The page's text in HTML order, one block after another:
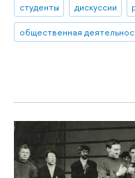
студенты
дискуссии
общественная